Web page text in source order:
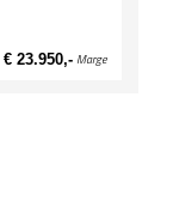
€ 23.950,- Marge